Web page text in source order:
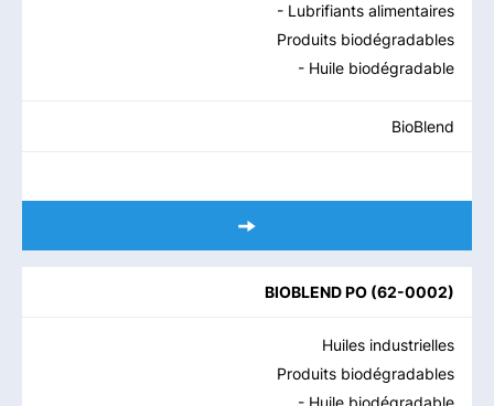
- Lubrifiants alimentaires
Produits biodégradables
- Huile biodégradable
BioBlend
BIOBLEND PO (62-0002)
Huiles industrielles
Produits biodégradables
- Huile biodégradable